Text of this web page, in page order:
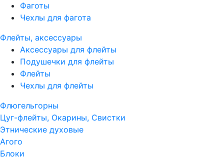
Фаготы
Чехлы для фагота
Флейты, аксессуары
Аксессуары для флейты
Подушечки для флейты
Флейты
Чехлы для флейты
Флюгельгорны
Цуг-флейты, Окарины, Свистки
Этнические духовые
Агого
Блоки